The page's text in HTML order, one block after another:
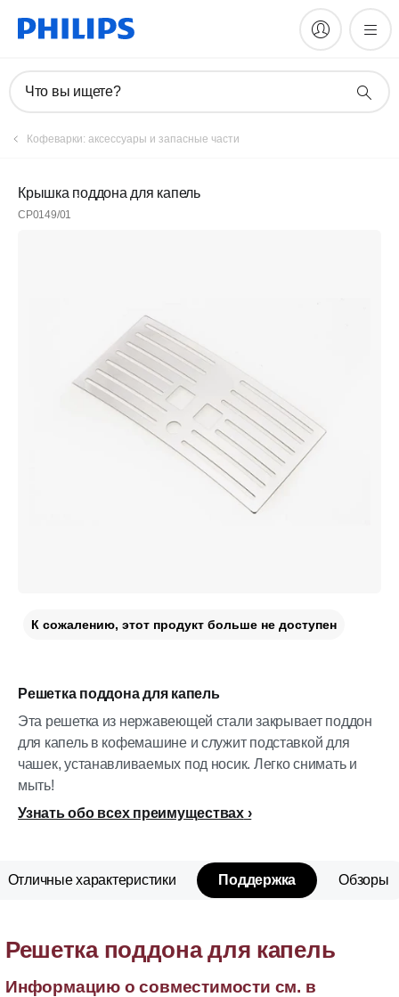
Что вы ищете?
Кофеварки: аксессуары и запасные части
Крышка поддона для капель
CP0149/01
Решетка поддона для капель
Эта решетка из нержавеющей стали закрывает поддон
для капель в кофемашине и служит подставкой для
чашек, устанавливаемых под носик. Легко снимать и
мыть!
Узнать обо всех преимуществах
К сожалению, этот продукт больше не доступен
Отличные характеристики Поддержка Обзоры
Решетка поддона для капель
Информацию о совместимости см. в